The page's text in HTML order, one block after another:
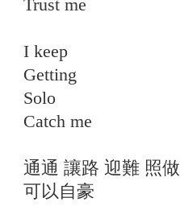
Trust me
I keep
Getting
Solo
Catch me
通通 讓路 迎難 照做
可以自豪